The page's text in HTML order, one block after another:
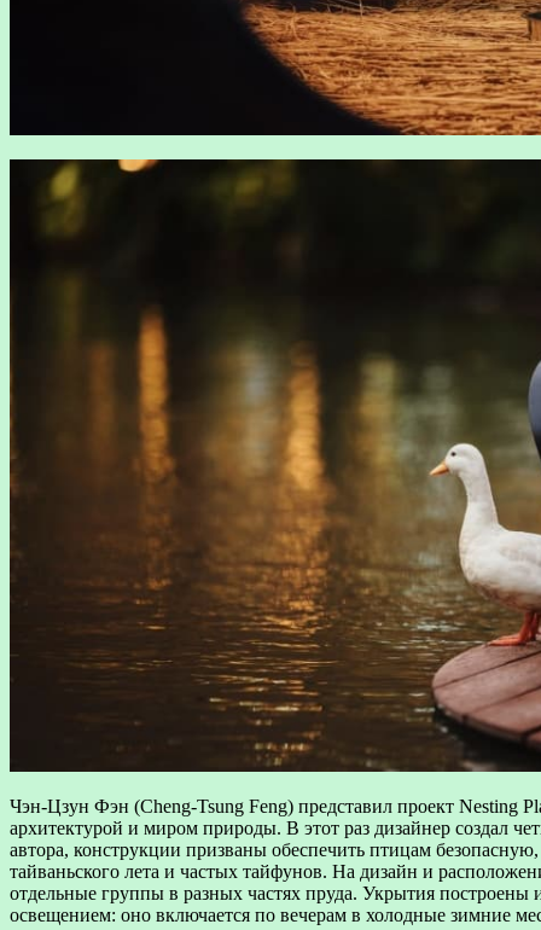
Чэн-Цзун Фэн (Cheng-Tsung Feng) представил проект Nesting
архитектурой и миром природы. В этот раз дизайнер создал
автора, конструкции призваны обеспечить птицам
тайваньского лета и частых тайфунов. На дизайн и
отдельные группы в разных частях пруда. Укрытия
освещением: оно включается по вечерам в холодные зимние